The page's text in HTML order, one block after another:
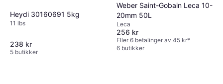
Heydi 30160691 5kg
11 lbs
238 kr
5 butikker
Weber Saint-Gobain Leca 10-
20mm 50L
Leca
256 kr
Eller 6 betalinger av 45 kr*
6 butikker